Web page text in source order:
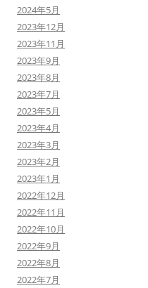
2024年5月
2023年12月
2023年11月
2023年9月
2023年8月
2023年7月
2023年5月
2023年4月
2023年3月
2023年2月
2023年1月
2022年12月
2022年11月
2022年10月
2022年9月
2022年8月
2022年7月